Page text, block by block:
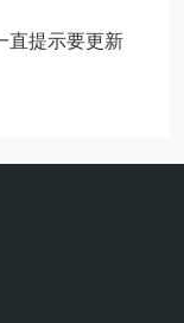
直提示要更新